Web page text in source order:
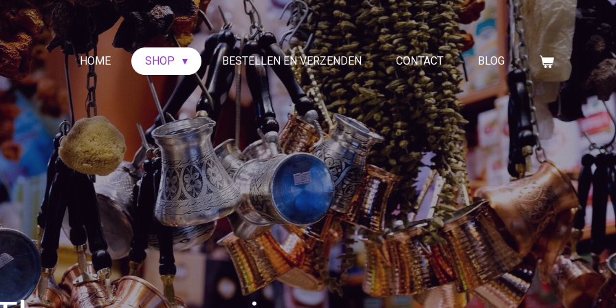
HOME SHOP BESTELLEN EN VERZENDEN CONTACT BLOG